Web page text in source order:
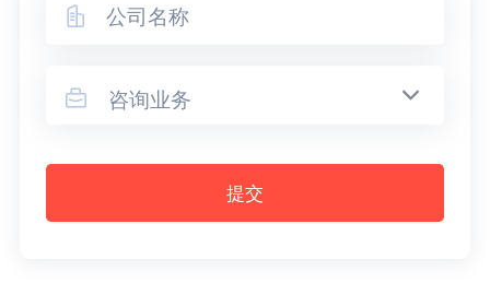

 咨询业务
提交